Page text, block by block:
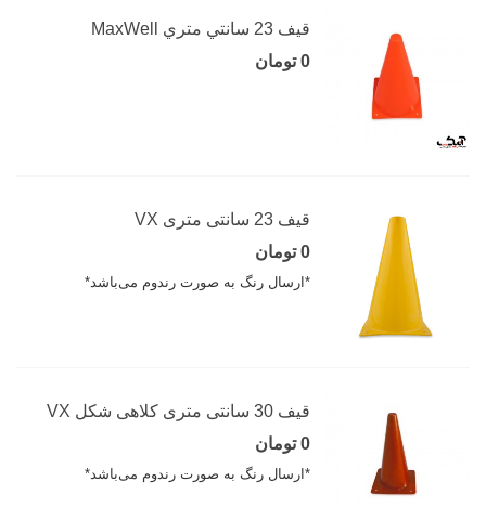
قيف 23 سانتي متري MaxWell
0 تومان
قیف 23 سانتی متری VX
0 تومان
*ارسال رنگ به صورت رندوم می‌باشد*
قیف 30 سانتی متری کلاهی شکل VX
0 تومان
*ارسال رنگ به صورت رندوم می‌باشد*